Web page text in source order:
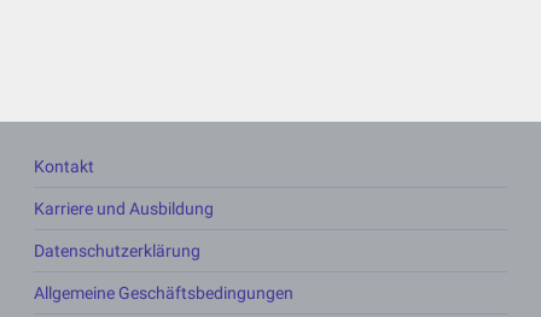
Kontakt
Karriere und Ausbildung
Datenschutzerklärung
Allgemeine Geschäftsbedingungen